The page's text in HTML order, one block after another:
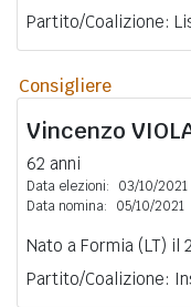
Partito/Coalizione:
Consigliere
Vincenzo
62 anni
Data elezioni:
03/10/2021
Data nomina:
05/10/2021
Nato a Formia (LT) il
Partito/Coalizione: